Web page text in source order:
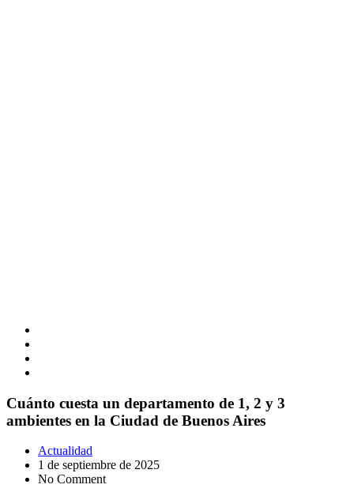
Cuánto cuesta un departamento de 1, 2 y 3
ambientes en la Ciudad de Buenos Aires
Actualidad
1 de septiembre de 2025
No Comment